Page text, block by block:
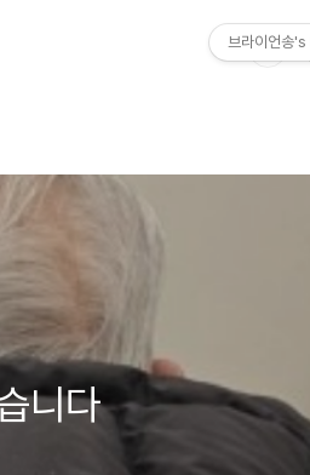
니다